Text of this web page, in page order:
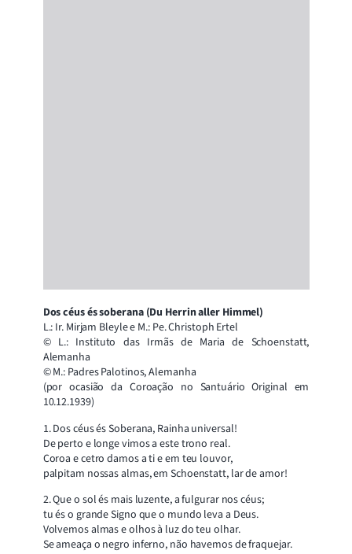
Dos céus és soberana (Du Herrin aller Himmel)
L.: Ir. Mirjam Bleyle e M.: Pe. Christoph Ertel
© L.: Instituto das Irmãs de Maria de Schoenstatt,
Alemanha
© M.: Padres Palotinos, Alemanha
(por ocasião da Coroação no Santuário Original em
10.12.1939)
1. Dos céus és Soberana, Rainha universal!
De perto e longe vimos a este trono real.
Coroa e cetro damos a ti e em teu louvor,
palpitam nossas almas, em Schoenstatt, lar de amor!
2. Que o sol és mais luzente, a fulgurar nos céus;
tu és o grande Signo que o mundo leva a Deus.
Volvemos almas e olhos à luz do teu olhar.
Se ameaça o negro inferno, não havemos de fraquejar.